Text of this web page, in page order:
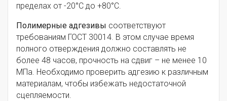
пределах от -20°С до +80°С.
Полимерные адгезивы соответствуют
требованиям ГОСТ 30014. В этом случае время
полного отверждения должно составлять не
более 48 часов, прочность на сдвиг – не менее 10
МПа. Необходимо проверить адгезию к различным
материалам, чтобы избежать недостаточной
сцепляемости.